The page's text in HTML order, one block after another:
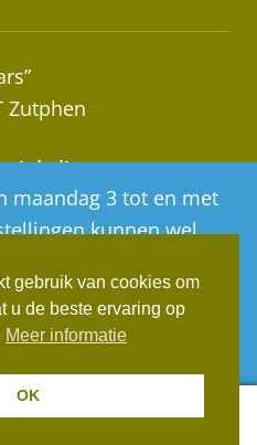
maandag 3 tot en met
kunnen wel
vanaf
volgorde van
Zutphen
op afspraak!
0
gebruik van cookies om
u de beste ervaring op
Meer informatie
OK